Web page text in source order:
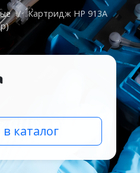
/
Картридж HP 913A
каталог